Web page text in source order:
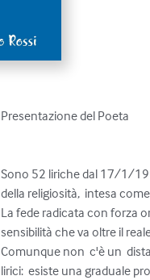
Presentazione del Poeta
Sono 52 liriche dal 17/1/
della religiosità,  intesa
La fede radicata con forza
sensibilità che va oltre il
Comunque non  c'è un
lirici:  esiste una graduale